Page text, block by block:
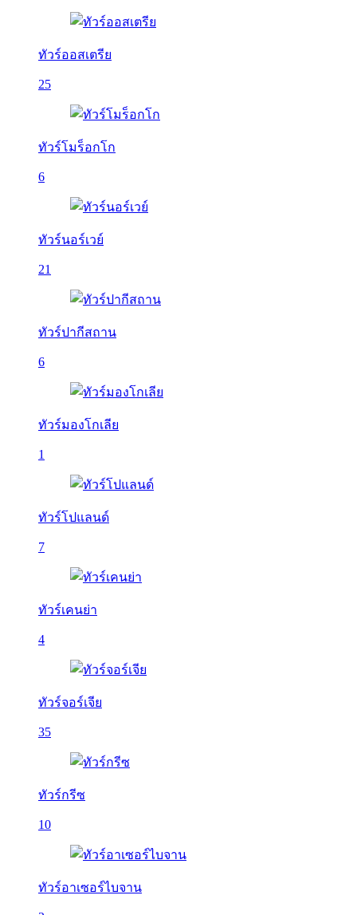
ทัวร์ออสเตรีย
25
ทัวร์โมร็อกโก
6
ทัวร์นอร์เวย์
21
ทัวร์ปากีสถาน
6
ทัวร์มองโกเลีย
1
ทัวร์โปแลนด์
7
ทัวร์เคนย่า
4
ทัวร์จอร์เจีย
35
ทัวร์กรีซ
10
ทัวร์อาเซอร์ไบจาน